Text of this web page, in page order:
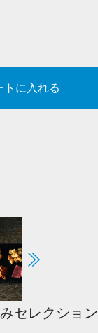
トに入れる
セレクション